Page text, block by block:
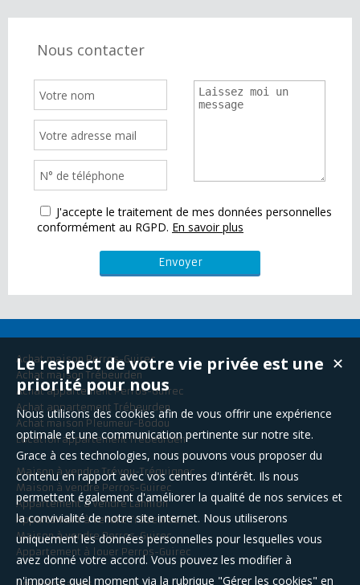
Nous contacter
J'accepte le traitement de mes données personnelles
conformément au RGPD. En savoir plus
Achat maison Perros-Guirec
Achat maison Trébeurden
Achat appartement Perros-Guirec
Achat appartement Trébeurden
Achat maison Pleumeur-Bodou
Location appartement Trébeurden
Maison à vendre Trévou-Tréguignec
Maison à vendre Perros-Guirec
Appartement à vendre Lannion
Appartement à vendre Trébeurden
Maison à vendre Perros-Guirec
Appartement à louer Perros-Guirec
✕
Le respect de votre vie privée est une
priorité pour nous
Nous utilisons des cookies afin de vous offrir une expérience
optimale et une communication pertinente sur notre site.
Grace à ces technologies, nous pouvons vous proposer du
contenu en rapport avec vos centres d'intérêt. Ils nous
permettent également d'améliorer la qualité de nos services et
la convivialité de notre site internet. Nous utiliserons
uniquement les données personnelles pour lesquelles vous
avez donné votre accord. Vous pouvez les modifier à
n'importe quel moment via la rubrique "Gérer les cookies" en